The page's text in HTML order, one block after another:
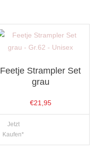
Feetje Strampler Set
grau
€21,95
Jetzt
Kaufen*